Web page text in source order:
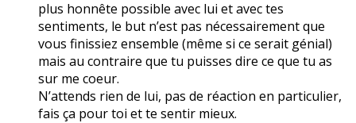
plus honnête possible avec lui et avec tes
sentiments, le but n’est pas nécessairement que
vous finissiez ensemble (même si ce serait génial)
mais au contraire que tu puisses dire ce que tu as
sur me coeur.
N’attends rien de lui, pas de réaction en particulier,
fais ça pour toi et te sentir mieux.